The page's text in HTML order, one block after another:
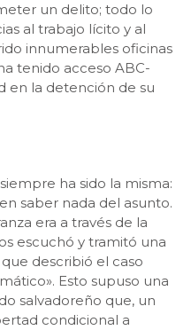
un delito; todo lo
al trabajo lícito y al
innumerables oficinas
tenido acceso ABC-
en la detención de su
ha sido la misma:
saber nada del asunto.
era a través de la
escuchó y tramitó una
describió el caso
Esto supuso una
salvadoreño que, un
condicional a